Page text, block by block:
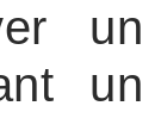
un
un